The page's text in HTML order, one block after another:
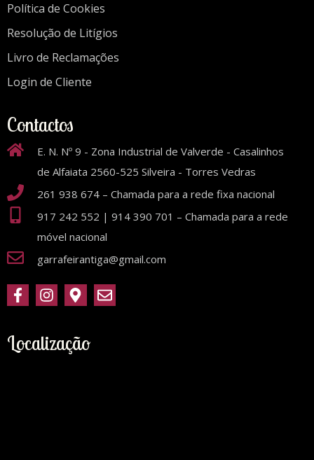
Política de Cookies
Resolução de Litígios
Livro de Reclamações
Login de Cliente
Contactos
E. N. Nº 9 - Zona Industrial de Valverde - Casalinhos
de Alfaiata 2560-525 Silveira - Torres Vedras
261 938 674 – Chamada para a rede fixa nacional
917 242 552 | 914 390 701 – Chamada para a rede
móvel nacional
garrafeirantiga@gmail.com
Localização